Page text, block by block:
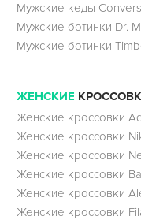
Мужские кеды
Мужские ботинки Dr.
Мужские ботинки
ЖЕНСКИЕ
Женские кроссовки
Женские кроссовки
Женские кроссовки
Женские кроссовки
Женские кроссовки
Женские кроссовки